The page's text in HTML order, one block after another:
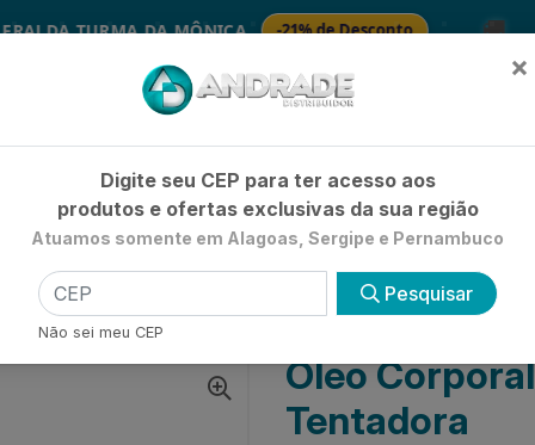
TURMA DA MÔNICA -21% de Desconto 🚚
Já é cliente? - Entrar
ÓLEO CORPORAL PAIXÃO AMÊNDOAS TENTADORA
Óleo
Tentadora
×
Digite seu CEP para ter acesso aos
produtos e ofertas exclusivas da sua região
Atuamos somente em Alagoas, Sergipe e Pernambuco
Pesquisar
Não sei meu CEP